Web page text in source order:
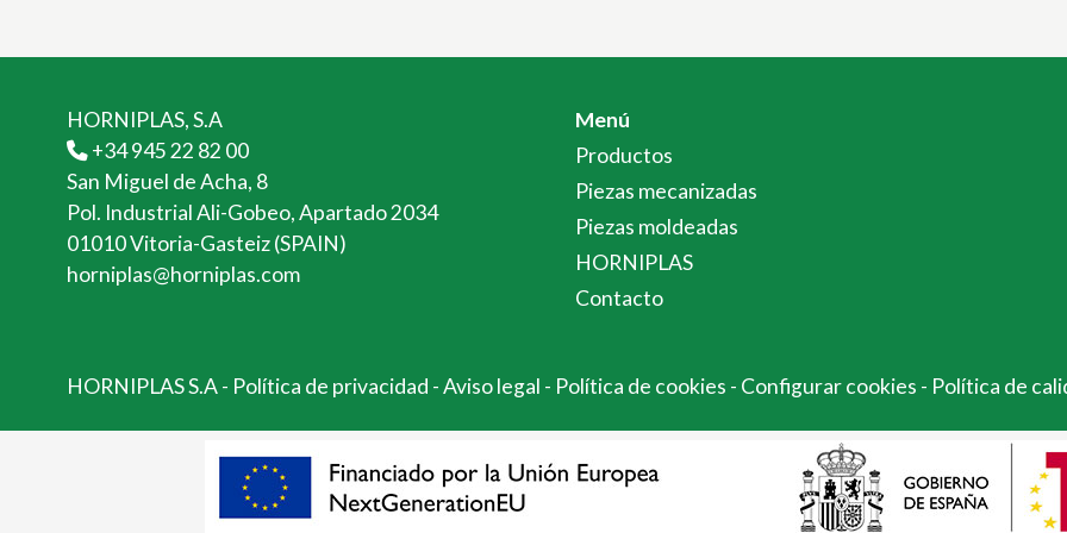
HORNIPLAS, S.A
+34 945 22 82 00
San Miguel de Acha, 8
Pol. Industrial Ali-Gobeo, Apartado 2034
01010 Vitoria-Gasteiz (SPAIN)
horniplas@horniplas.com
Menú
Productos
Piezas mecanizadas
Piezas moldeadas
HORNIPLAS
Contacto
HORNIPLAS S.A- Política de privacidad -Aviso legal - Política de cookies - Configurar cookies - Política de